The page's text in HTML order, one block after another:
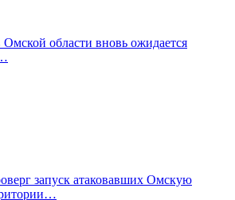
области вновь ожидается
запуск атаковавших Омскую